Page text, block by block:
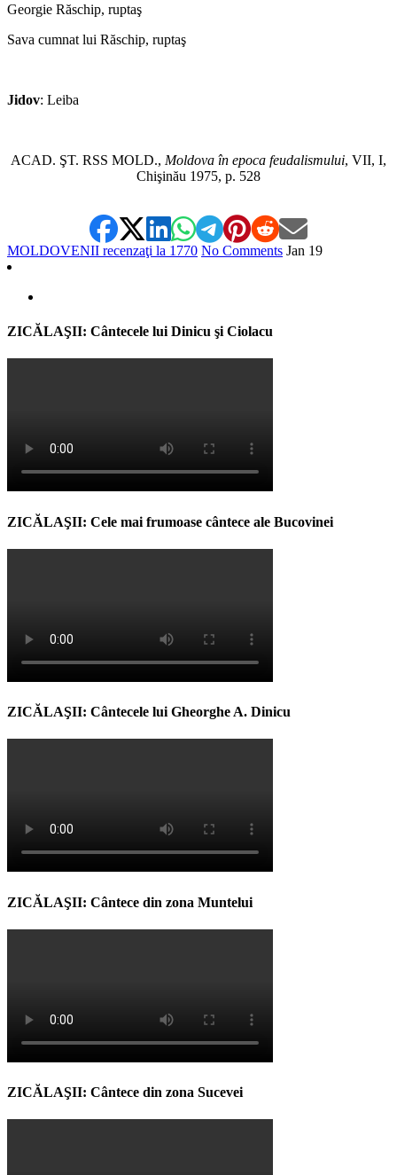
Georgie Răschip, ruptaş
Sava cumnat lui Răschip, ruptaş
Jidov: Leiba
ACAD. ŞT. RSS MOLD., Moldova în epoca feudalismului, VII, I,
Chişinău 1975, p. 528
MOLDOVENII recenzaţi la 1770 No Comments Jan 19
ZICĂLAŞII: Cântecele lui Dinicu şi Ciolacu
ZICĂLAŞII: Cele mai frumoase cântece ale Bucovinei
ZICĂLAŞII: Cântecele lui Gheorghe A. Dinicu
ZICĂLAŞII: Cântece din zona Muntelui
ZICĂLAŞII: Cântece din zona Sucevei